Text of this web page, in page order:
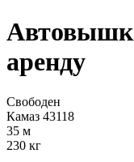
аренду
Свободен
Камаз 43118
35 м
230 кг